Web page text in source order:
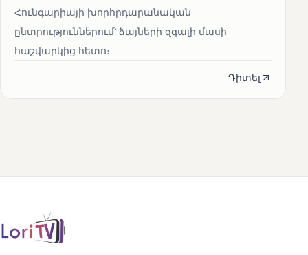
Հունգարիայի խորհրդարանական
ընտրություններում՝ ձայների զգալի մասի
հաշվարկից հետո։
Դիտել